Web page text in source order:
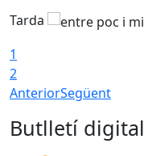
Tarda
1
2
AnteriorSegüent
Butlletí digital